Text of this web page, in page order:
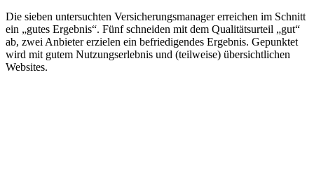
Die sieben untersuchten Versicherungsmanager erreichen im Schnitt
ein „gutes Ergebnis“. Fünf schneiden mit dem Qualitätsurteil „gut“
ab, zwei Anbieter erzielen ein befriedigendes Ergebnis. Gepunktet
wird mit gutem Nutzungserlebnis und (teilweise) übersichtlichen
Websites.